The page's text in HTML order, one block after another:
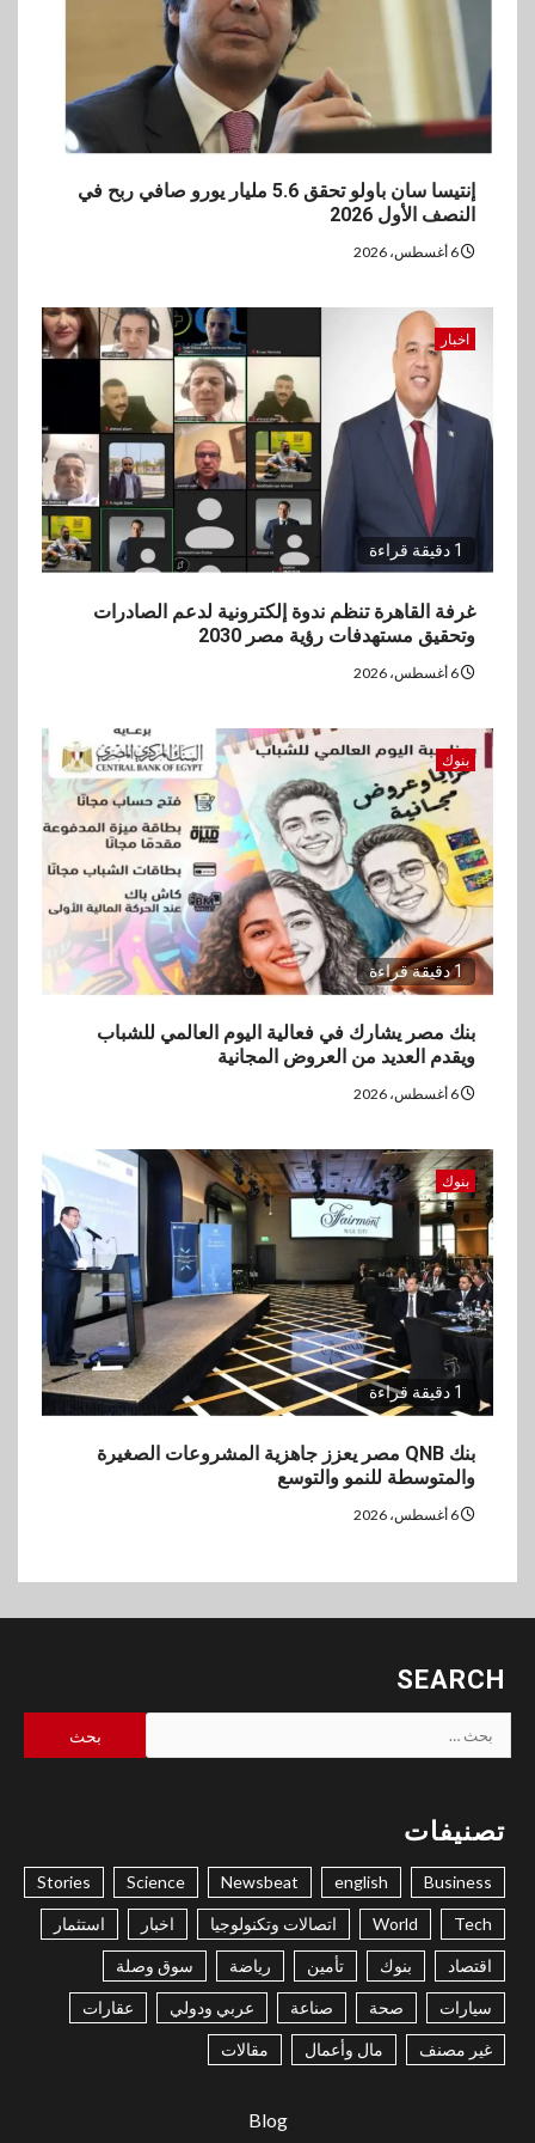
بنك مصر يشارك في فعالية اليوم
العالمي للشباب ويقدم العديد من
العروض المجانية
بنوك
بنك QNB مصر يعزز جاهزية
المشروعات الصغيرة والمتوسطة
5 اخبار
فيكسد مصر و”حلول” تتشاركان
في تطوير أول منصة للسياحة
الصحية في مصر والشرق الأوسط
وأفريقيا Tour4Cure
إنتيسا سان باولو تحقق 5.6 مليار يورو صافي ربح في
النصف الأول 2026
اخبار
1 دقيقة قراءة
غرفة القاهرة تنظم ندوة إلكترونية لدعم الصادرات
وتحقيق مستهدفات رؤية مصر 2030
بنوك
1 دقيقة قراءة
بنك مصر يشارك في فعالية اليوم العالمي للشباب
ويقدم العديد من العروض المجانية
بنوك
1 دقيقة قراءة
بنك QNB مصر يعزز جاهزية المشروعات الصغيرة
والمتوسطة للنمو والتوسع
SEARCH
البحث
عن:
تصنيفات
Business
english
Newsbeat
Science
Stories
Tech
World اتصالات وتكنولوجيا اخبار استثمار
اقتصاد بنوك تأمين رياضة سوق وصلة
سيارات صحة صناعة عربي ودولي عقارات
غير مصنف مال وأعمال مقالات
Blog